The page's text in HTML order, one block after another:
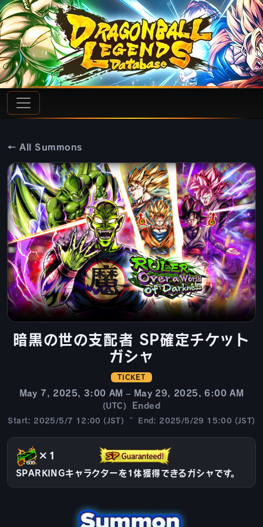
← All Summons
暗黒の世の支配者 SP確定チケット
ガシャ
TICKET
May 7, 2025, 3:00 AM – May 29, 2025, 6:00 AM
(UTC) Ended
Start: 2025/5/7 12:00 (JST) ~ End: 2025/5/29 15:00 (JST)
×1
SPARKINGキャラクターを1体獲得できるガシャです。